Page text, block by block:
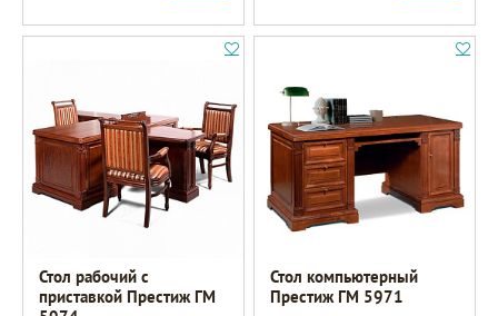
Стол рабочий с
приставкой Престиж ГМ
Стол компьютерный
Престиж ГМ 5971